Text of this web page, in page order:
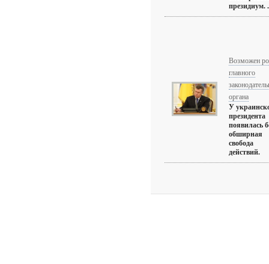
президиум.
Возможен
главного
органа
У
президента
появилась
обширная
свобода
действий.